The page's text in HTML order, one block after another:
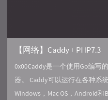
【网络】Caddy + PHP7.3
0x00Caddy是一个使用Go编写
器。 Caddy可以运行在各种系
Windows，Mac OS，Android